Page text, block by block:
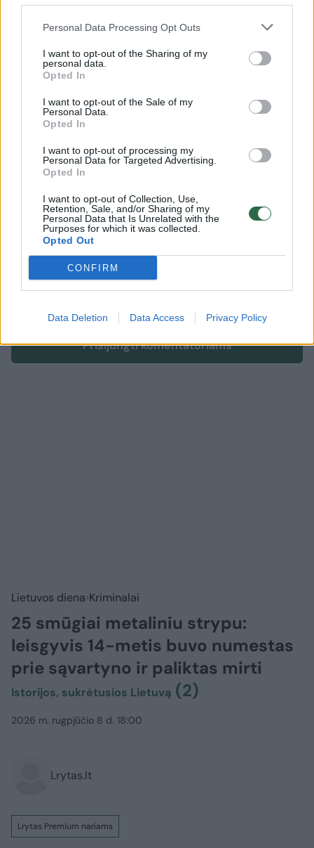
Personal Data Processing Opt Outs
I want to opt-out of the Sharing of my
personal data.
Opted In
I want to opt-out of the Sale of my
Personal Data.
Opted In
I want to opt-out of processing my
Personal Data for Targeted Advertising.
Opted In
I want to opt-out of Collection, Use,
Retention, Sale, and/or Sharing of my
Personal Data that Is Unrelated with the
Purposes for which it was collected.
Opted Out
CONFIRM
Data Deletion Data Access Privacy Policy
Seimo rinkimai vyks 2024 metų spalio 13
dieną.
Nemuno aušra Remigijus Žemaitaitis
Agnė Širinskienė
Rodyti daugiau žymių
Komentuoti gali tik Lrytas registruoti vartotojai.
Prisijunkite prie registruotų vartotojų
bendruomenės ir bendraukite komentaruose!
Rodyti komentarus
Prisijungti komentatoriams
Lietuvos diena Kriminalai
25 smūgiai metaliniu strypu:
leisgyvis 14-metis buvo numestas
prie sąvartyno ir paliktas mirti
Istorijos, sukrėtusios Lietuvą (2)
2026 m. rugpjūčio 8 d. 18:00
Lrytas.lt
Lrytas Premium nariams